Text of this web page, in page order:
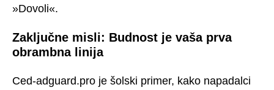
»Dovoli«.
Zaključne misli: Budnost je vaša prva
obrambna linija
Ced-adguard.pro je šolski primer, kako napadalci